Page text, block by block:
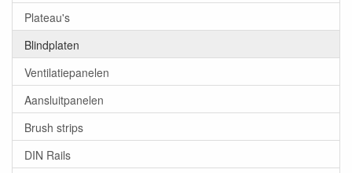
Plateau's
Blindplaten
Ventilatiepanelen
Aansluitpanelen
Brush strips
DIN Rails